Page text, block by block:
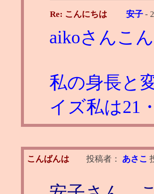
Re: こんにちは 安子 -
aikoさんこ
私の身長と
イズ私は21
こんばんは 投稿者： あさこ